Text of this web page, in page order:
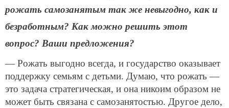
рожать самозанятым так же невыгодно, как и
безработным? Как можно решить этот
вопрос? Ваши предложения?
— Рожать выгодно всегда, и государство оказывает
поддержку семьям с детьми. Думаю, что рожать —
это задача стратегическая, и она никоим образом не
может быть связана с самозанятостью. Другое дело,